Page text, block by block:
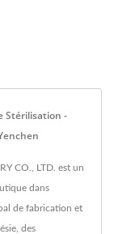
Stérilisation -
CO., LTD. est un
dans
de fabrication et
des